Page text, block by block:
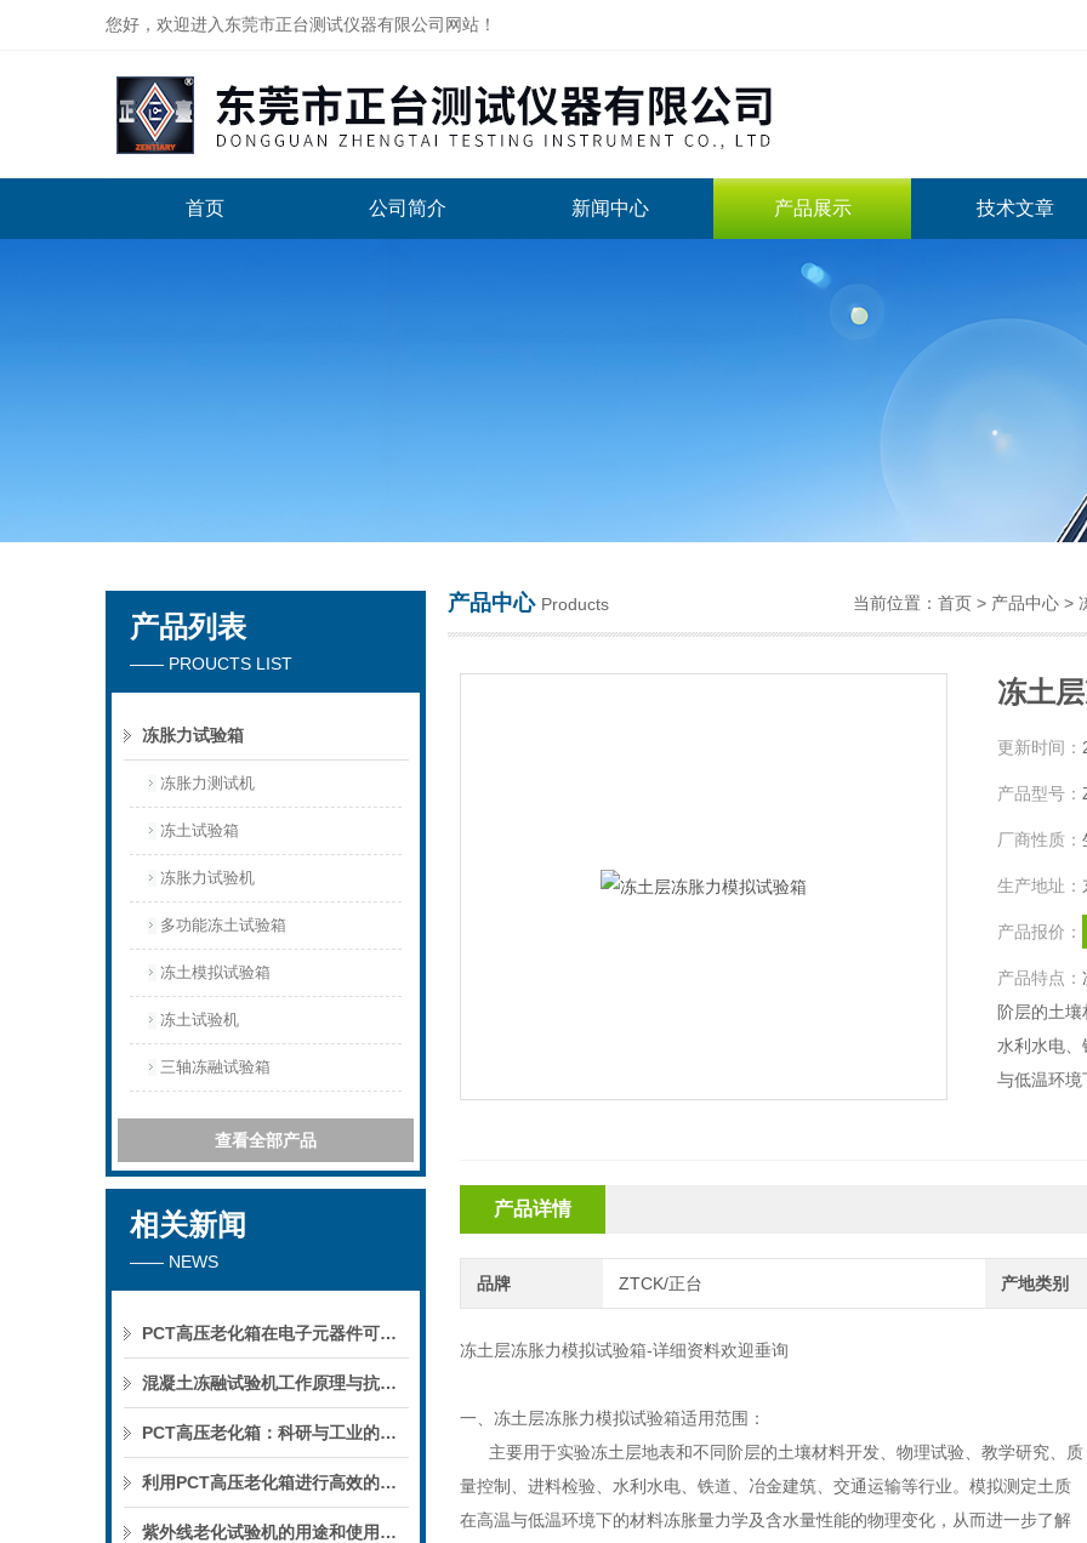
您好，欢迎进入东莞市正台测试仪器有限公司网站！
东莞市正台测试仪器有限公司
首页 公司简介 新闻中心 产品展示 技术文章
产品列表
—— PROUCTS LIST
冻胀力试验箱
冻胀力测试机
冻土试验箱
冻胀力试验机
多功能冻土试验箱
冻土模拟试验箱
冻土试验机
三轴冻融试验箱
查看全部产品
相关新闻
—— NEWS
PCT高压老化箱在电子元器件可靠性测试中的重要作用，你真的了解吗？深度解析！
混凝土冻融试验机工作原理与抗冻性测试标准全解析
PCT高压老化箱：科研与工业的得力助手
利用PCT高压老化箱进行高效的老化测试
紫外线老化试验机的用途和使用方法
产品中心 Products 当前位置： 首页 > 产品中心 >
冻土
更新时间：
产品型号：
厂商性质：
生产地址：
产品报价：
产品特点：
阶层的土
水利水电
与低温环境
产品详情
品牌 ZTCK/正台 产地类别
冻土层冻胀力模拟试验箱-详细资料欢迎垂询
一、 冻土层冻胀力模拟试验箱适用范围：
主要用于实验冻土层地表和不同阶层的土壤材料开发、物理试验、教学研究、质
量控制、进料检验、水利水电、铁道、冶金建筑、交通运输等行业。模拟测定土质
在高温与低温环境下的材料冻胀量力学及含水量性能的物理变化，从而进一步了解